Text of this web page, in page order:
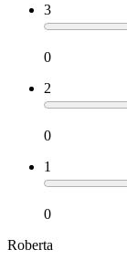
3
0
2
0
1
0
Roberta